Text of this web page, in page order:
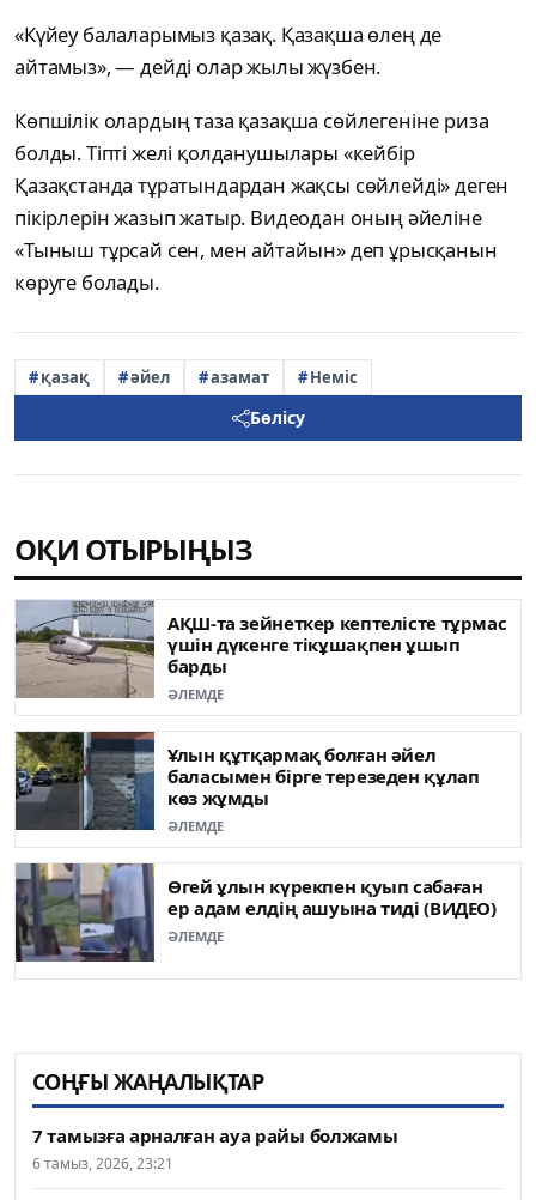
«Күйеу балаларымыз қазақ. Қазақша өлең де
айтамыз», — дейді олар жылы жүзбен.
Көпшілік олардың таза қазақша сөйлегеніне риза
болды. Тіпті желі қолданушылары «кейбір
Қазақстанда тұратындардан жақсы сөйлейді» деген
пікірлерін жазып жатыр. Видеодан оның әйеліне
«Тыныш тұрсай сен, мен айтайын» деп ұрысқанын
көруге болады.
қазақ әйел азамат Неміс
Бөлісу
ОҚИ ОТЫРЫҢЫЗ
АҚШ-та зейнеткер кептелісте тұрмас
үшін дүкенге тікұшақпен ұшып
барды
ӘЛЕМДЕ
Ұлын құтқармақ болған әйел
баласымен бірге терезеден құлап
көз жұмды
ӘЛЕМДЕ
Өгей ұлын күрекпен қуып сабаған
ер адам елдің ашуына тиді (ВИДЕО)
ӘЛЕМДЕ
СОҢҒЫ ЖАҢАЛЫҚТАР
7 тамызға арналған ауа райы болжамы
6 тамыз, 2026, 23:21